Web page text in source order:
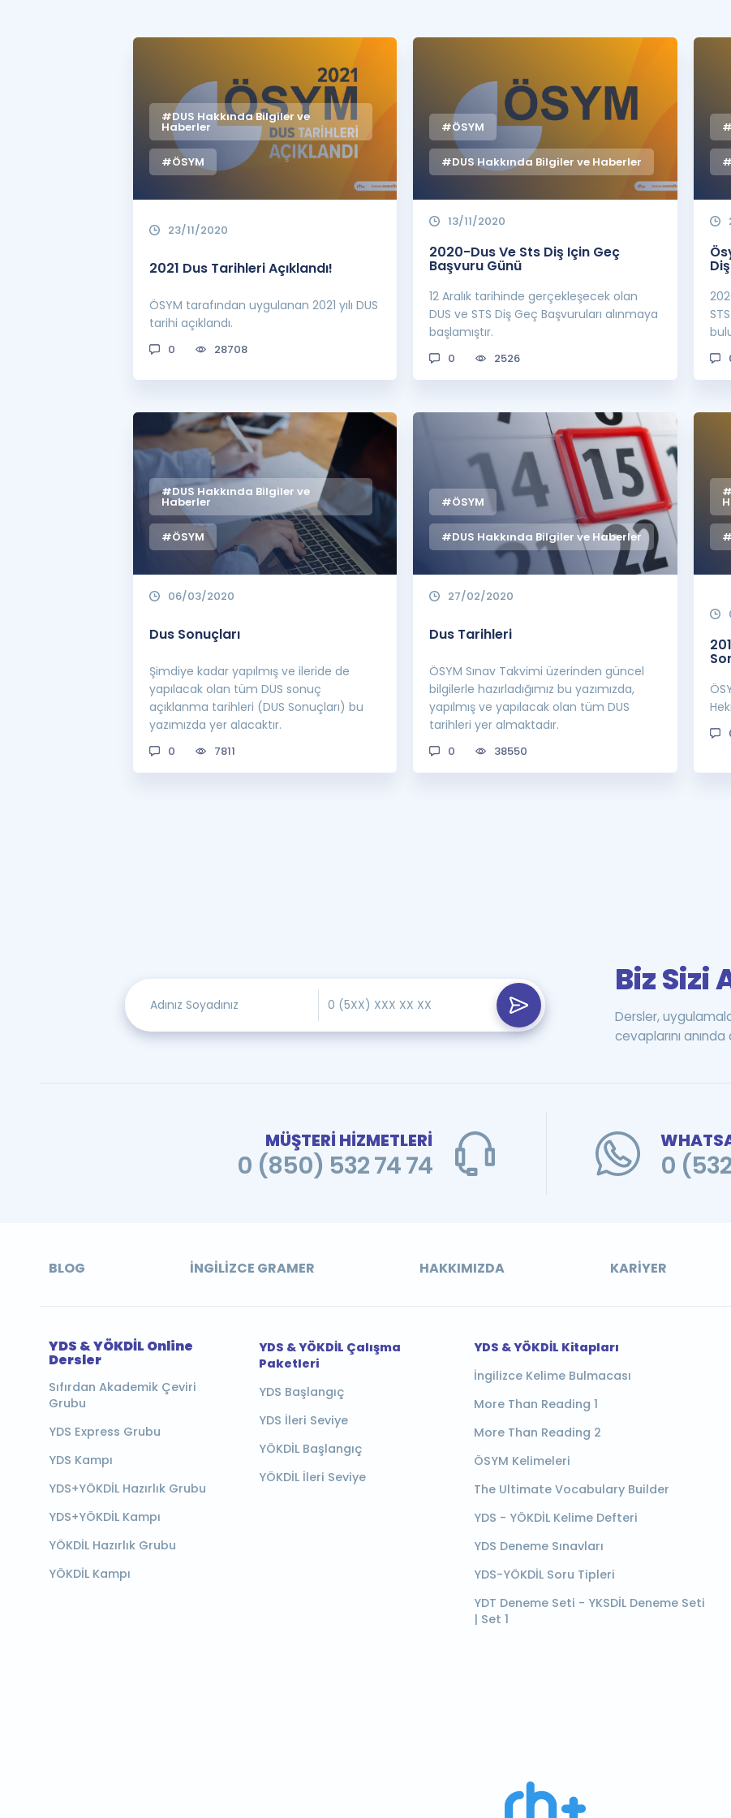
Eğitim ve
YDS - YÖKDİL
İngilizce
İngilizce Gramer
#DUS Hakkında Bilgiler ve
Haberler
#ÖSYM
23/11/2020
2021 Dus Tarihleri Açıklandı!
ÖSYM tarafından uygulanan 2021 yılı DUS
tarihi açıklandı.
0 28708
#ÖSYM
#DUS Hakkında Bilgiler ve Haberler
13/11/2020
2020-Dus Ve Sts Diş Için Geç
Başvuru Günü
12 Aralık tarihinde gerçekleşecek olan
DUS ve STS Diş Geç Başvuruları alınmaya
başlamıştır.
0 2526
#DUS Hakkında Bilgiler ve
Haberler
#ÖSYM
06/03/2020
Dus Sonuçları
Şimdiye kadar yapılmış ve ileride de
yapılacak olan tüm DUS sonuç
açıklanma tarihleri (DUS Sonuçları) bu
yazımızda yer alacaktır.
0 7811
#ÖSYM
#DUS Hakkında Bilgiler ve Haberler
27/02/2020
Dus Tarihleri
ÖSYM Sınav Takvimi üzerinden güncel
bilgilerle hazırladığımız bu yazımızda,
yapılmış ve yapılacak olan tüm DUS
tarihleri yer almaktadır.
0 38550
Biz Sizi
Dersler,
cevaplarını anında
MÜŞTERİ HİZMETLERİ
0 (850) 532 74 74 0
BLOG İNGILIZCE GRAMER HAKKIMIZDA KARIYER
YDS & YÖKDİL Online
Dersler
Sıfırdan Akademik Çeviri
Grubu
YDS Express Grubu
YDS Kampı
YDS+YÖKDİL Hazırlık Grubu
YDS+YÖKDİL Kampı
YÖKDİL Hazırlık Grubu
YÖKDİL Kampı
YDS & YÖKDİL Çalışma
Paketleri
YDS Başlangıç
YDS İleri Seviye
YÖKDİL Başlangıç
YÖKDİL İleri Seviye
YDS & YÖKDİL Kitapları
İngilizce Kelime Bulmacası
More Than Reading 1
More Than Reading 2
ÖSYM Kelimeleri
The Ultimate Vocabulary Builder
YDS - YÖKDİL Kelime Defteri
YDS Deneme Sınavları
YDS-YÖKDİL Soru Tipleri
YDT Deneme Seti - YKSDİL Deneme Seti
| Set 1